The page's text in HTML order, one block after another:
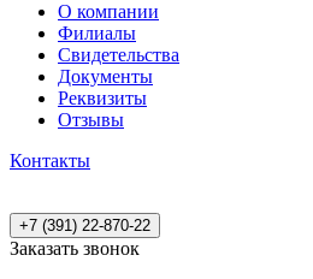
О компании
Филиалы
Свидетельства
Документы
Реквизиты
Отзывы
Контакты
+7 (391) 22-870-22
Заказать звонок